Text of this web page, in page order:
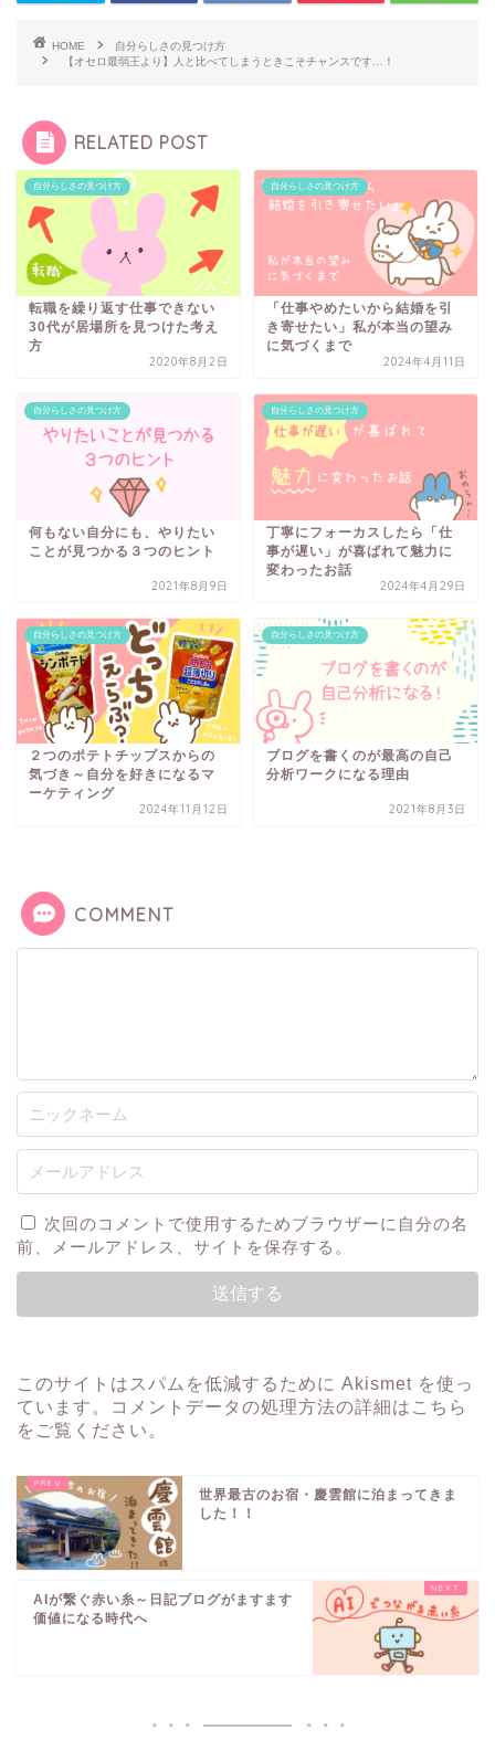
HOME
自分らしさの見つけ方
【オセロ最弱王より】人と比べてしまうときこそチャンスです…！
RELATED POST
自分らしさの見つけ方
転職を繰り返す仕事できない
30代が居場所を見つけた考え
方
2020年8月2日
自分らしさの見つけ方
「仕事やめたいから結婚を引
き寄せたい」私が本当の望み
に気づくまで
2024年4月11日
自分らしさの見つけ方
何もない自分にも、やりたい
ことが見つかる３つのヒント
2021年8月9日
自分らしさの見つけ方
丁寧にフォーカスしたら「仕
事が遅い」が喜ばれて魅力に
変わったお話
2024年4月29日
自分らしさの見つけ方
２つのポテトチップスからの
気づき～自分を好きになるマ
ーケティング
2024年11月12日
自分らしさの見つけ方
ブログを書くのが最高の自己
分析ワークになる理由
2021年8月3日
COMMENT
次回のコメントで使用するためブラウザーに自分の名
前、メールアドレス、サイトを保存する。
このサイトはスパムを低減するために Akismet を使っ
ています。
コメントデータの処理方法の詳細はこちら
をご覧ください。
世界最古のお宿・慶雲館に泊まってきま
した！！
AIが繋ぐ赤い糸～日記ブログがますます
価値になる時代へ